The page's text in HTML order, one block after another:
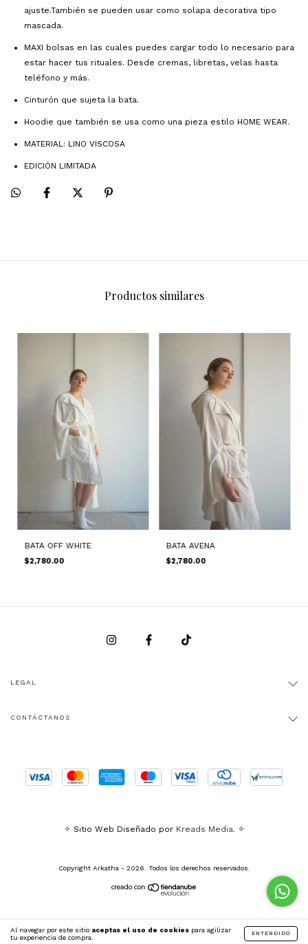
Al navegar por este sitio aceptas el uso de cookies para agilizar
tu experiencia de compra.
ENTENDIDO
ajuste.También se pueden usar como solapa decorativa tipo
mascada.
MAXI bolsas en las cuales puedes cargar todo lo necesario para
estar hacer tus rituales. Desde cremas, libretas, velas hasta
teléfono y más.
Cinturón que sujeta la bata.
Hoodie que también se usa como una pieza estilo HOME WEAR.
MATERIAL: LINO VISCOSA
EDICIÓN LIMITADA
Productos similares
BATA OFF WHITE
$2,780.00
BATA AVENA
$2,780.00
LEGAL
CONTÁCTANOS
✧ Sitio Web Diseñado por Kreads Media. ✧
Copyright Arkatha - 2026. Todos los derechos reservados.